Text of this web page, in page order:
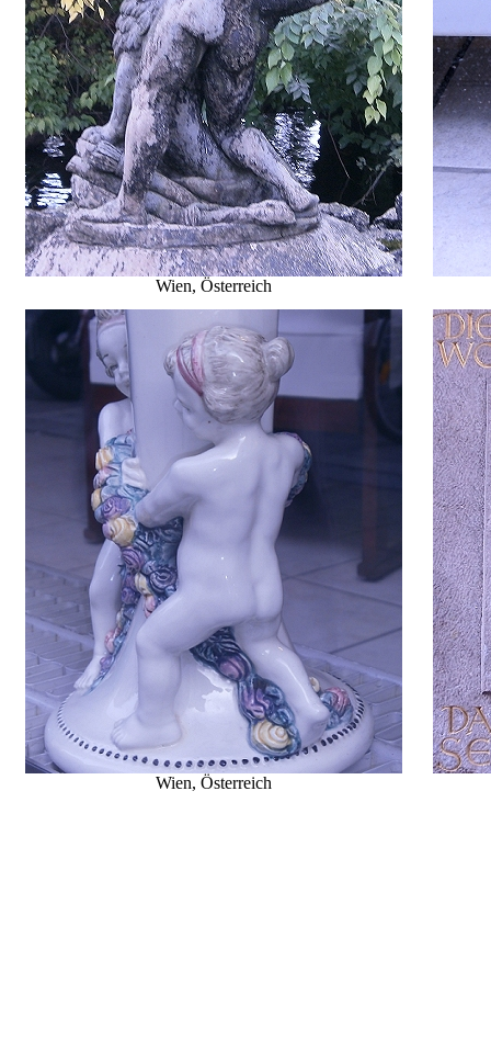
Wien, Österreich
Wien, Österreich